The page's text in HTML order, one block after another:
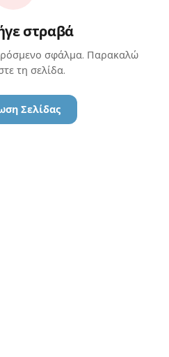
στραβά
σφάλμα. Παρακαλώ
τη σελίδα.
Σελίδας